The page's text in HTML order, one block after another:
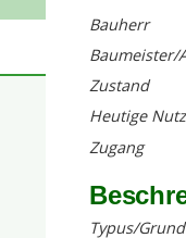
Bauherr
Baumeister/
Zustand
Heutige
Zugang
Typus/